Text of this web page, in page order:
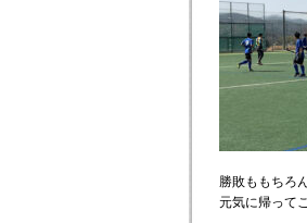
勝敗ももちろ
元気に帰って